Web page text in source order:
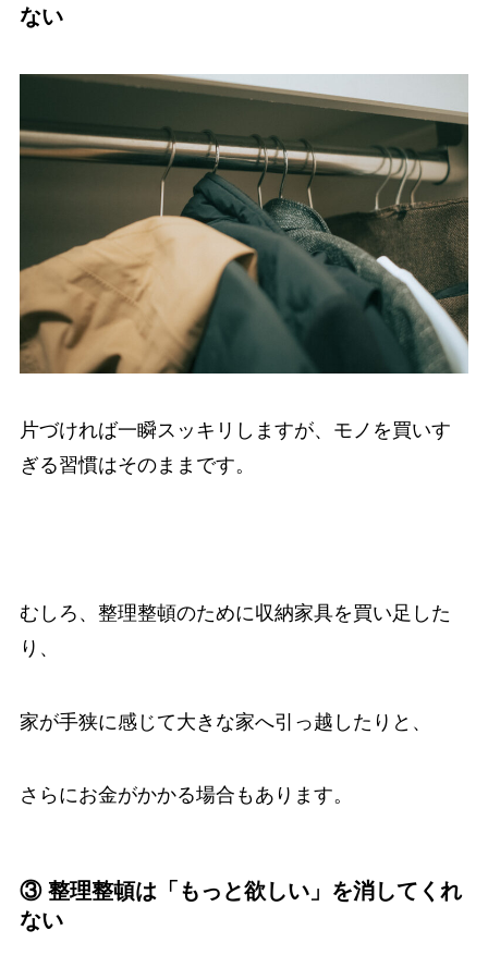
ない
片づければ一瞬スッキリしますが、モノを買いす
ぎる習慣はそのままです。
むしろ、整理整頓のために収納家具を買い足した
り、
家が手狭に感じて大きな家へ引っ越したりと、
さらにお金がかかる場合もあります。
③ 整理整頓は「もっと欲しい」を消してくれ
ない